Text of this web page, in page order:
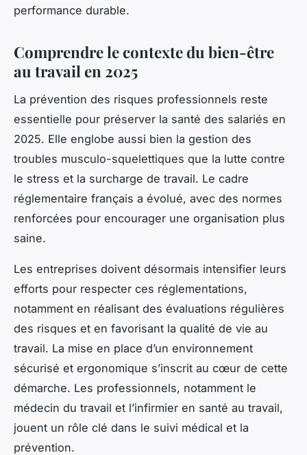
performance durable.
Comprendre le contexte du bien-être
au travail en 2025
La prévention des risques professionnels reste
essentielle pour préserver la santé des salariés en
2025. Elle englobe aussi bien la gestion des
troubles musculo-squelettiques que la lutte contre
le stress et la surcharge de travail. Le cadre
réglementaire français a évolué, avec des normes
renforcées pour encourager une organisation plus
saine.
Les entreprises doivent désormais intensifier leurs
efforts pour respecter ces réglementations,
notamment en réalisant des évaluations régulières
des risques et en favorisant la qualité de vie au
travail. La mise en place d’un environnement
sécurisé et ergonomique s’inscrit au cœur de cette
démarche. Les professionnels, notamment le
médecin du travail et l’infirmier en santé au travail,
jouent un rôle clé dans le suivi médical et la
prévention.